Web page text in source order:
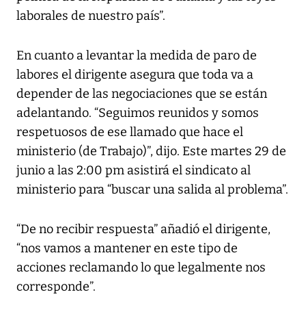
laborales de nuestro país”.
En cuanto a levantar la medida de paro de
labores el dirigente asegura que toda va a
depender de las negociaciones que se están
adelantando. “Seguimos reunidos y somos
respetuosos de ese llamado que hace el
ministerio (de Trabajo)”, dijo. Este martes 29 de
junio a las 2:00 pm asistirá el sindicato al
ministerio para “buscar una salida al problema”.
“De no recibir respuesta” añadió el dirigente,
“nos vamos a mantener en este tipo de
acciones reclamando lo que legalmente nos
corresponde”.